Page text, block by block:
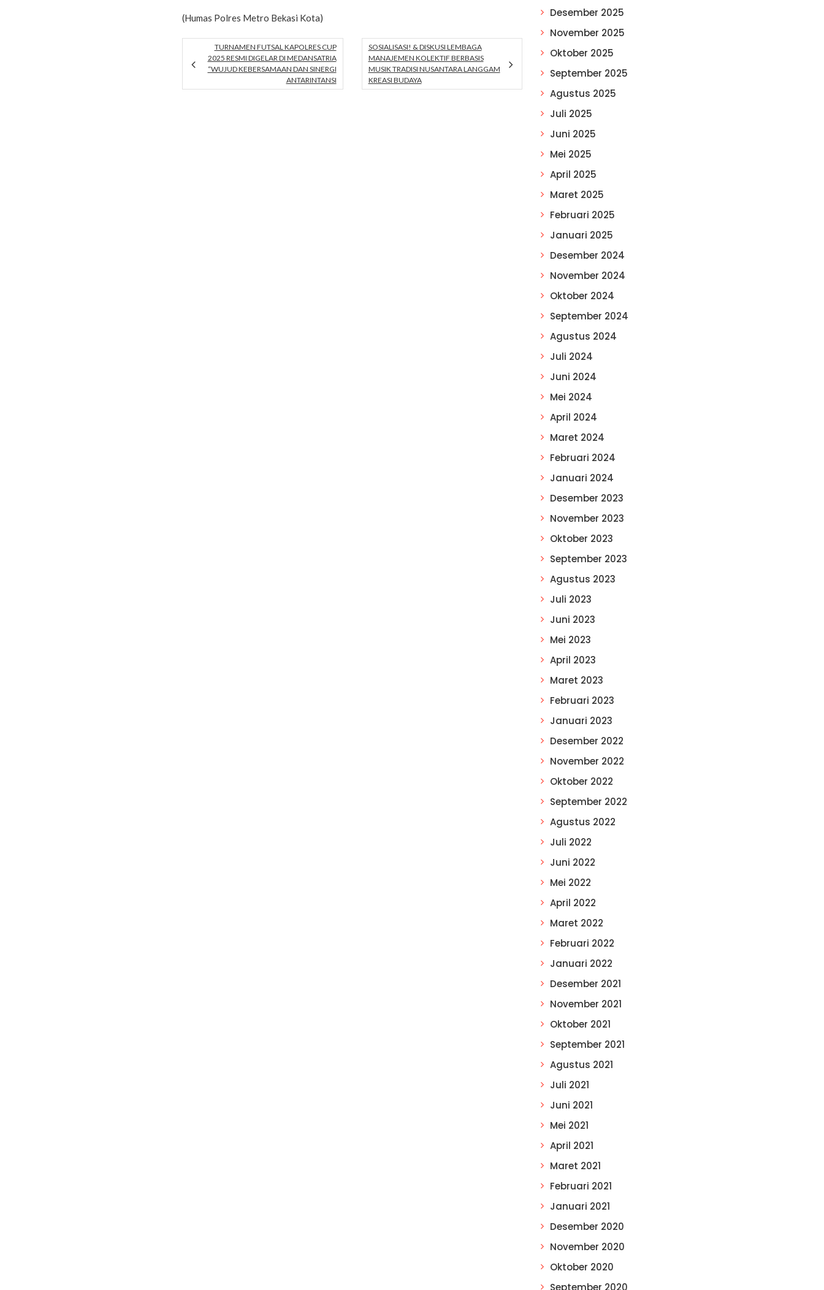
(Humas Polres Metro Bekasi Kota)
TURNAMEN FUTSAL KAPOLRES CUP
2025 RESMI DIGELAR DI MEDANSATRIA
“WUJUD KEBERSAMAAN DAN SINERGI
ANTARINTANSI
SOSIALISASI! & DISKUSI LEMBAGA
MANAJEMEN KOLEKTIF BERBASIS
MUSIK TRADISI NUSANTARA LANGGAM
KREASI BUDAYA
Desember 2025
November 2025
Oktober 2025
September 2025
Agustus 2025
Juli 2025
Juni 2025
Mei 2025
April 2025
Maret 2025
Februari 2025
Januari 2025
Desember 2024
November 2024
Oktober 2024
September 2024
Agustus 2024
Juli 2024
Juni 2024
Mei 2024
April 2024
Maret 2024
Februari 2024
Januari 2024
Desember 2023
November 2023
Oktober 2023
September 2023
Agustus 2023
Juli 2023
Juni 2023
Mei 2023
April 2023
Maret 2023
Februari 2023
Januari 2023
Desember 2022
November 2022
Oktober 2022
September 2022
Agustus 2022
Juli 2022
Juni 2022
Mei 2022
April 2022
Maret 2022
Februari 2022
Januari 2022
Desember 2021
November 2021
Oktober 2021
September 2021
Agustus 2021
Juli 2021
Juni 2021
Mei 2021
April 2021
Maret 2021
Februari 2021
Januari 2021
Desember 2020
November 2020
Oktober 2020